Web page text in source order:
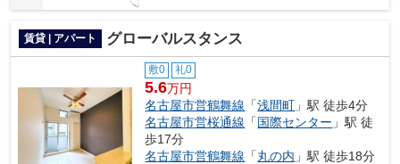
賃貸 | アパート グローバルスタンス
敷0 礼0
5.6万円
名古屋市営鶴舞線 「浅間町 」駅 徒歩4分
名古屋市営桜通線 「国際センター 」駅 徒
歩17分
名古屋市営鶴舞線 「丸の内 」駅 徒歩18分